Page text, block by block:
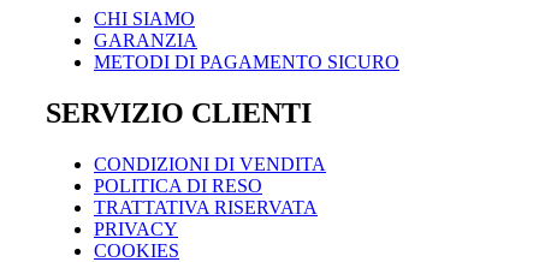
CHI SIAMO
GARANZIA
METODI DI PAGAMENTO SICURO
SERVIZIO CLIENTI
CONDIZIONI DI VENDITA
POLITICA DI RESO
TRATTATIVA RISERVATA
PRIVACY
COOKIES